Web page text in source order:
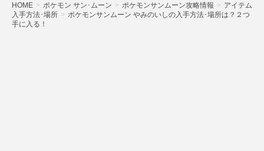
HOME ポケモン サン･ムーン ポケモンサンムーン攻略情報
アイテム
入手方法･場所
ポケモンサンムーン やみのいしの入手方法･場所は？２つ
手に入る！